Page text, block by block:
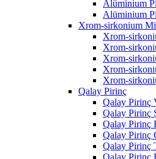
Alüminium
Alüminium
Xrom-sirkonium
Xrom-
Xrom-
Xrom-
Xrom-
Xrom-
Qalay Pirinç
Qalay Pirinç
Qalay Pirinç
Qalay Pirinç
Qalay Pirinç
Qalay Pirinç
Qalay Pirinç